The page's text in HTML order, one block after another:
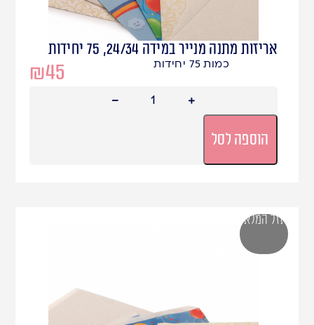
אריזות מתנה מנייר במידה 24/34, 75 יחידות
₪45 כמות 75 יחידות
הוספה לסל
אזל המלאי